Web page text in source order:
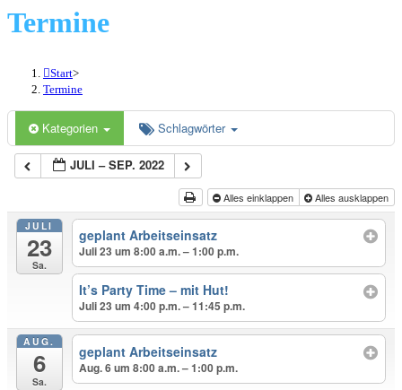
durchsuchen
Termine
Start>
Termine
Kategorien Schlagwörter
JULI – SEP. 2022
Alles einklappen Alles ausklappen
JULI
23
Sa.
geplant Arbeitseinsatz
Juli 23 um 8:00 a.m. – 1:00 p.m.
It’s Party Time – mit Hut!
Juli 23 um 4:00 p.m. – 11:45 p.m.
AUG.
6
Sa.
geplant Arbeitseinsatz
Aug. 6 um 8:00 a.m. – 1:00 p.m.